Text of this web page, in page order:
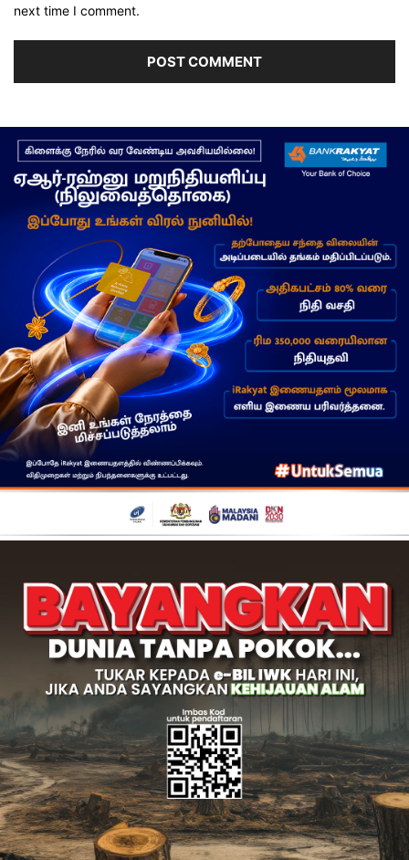
next time I comment.